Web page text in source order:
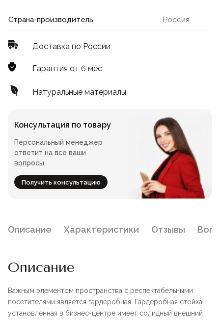
Страна-производитель Россия
Доставка по России
Гарантия от 6 мес
Натуральные материалы
Консультация по товару
Персональный менеджер
ответит на все ваши
вопросы
Получить консультацию
Описание Характеристики Отзывы
Описание
Важным элементом пространства с респектабельными
посетителями является гардеробная. Гардеробная стойка,
установленная в бизнес-центре имеет солидный внешний
Лофт
Квадратные
Для гостиниц
Для летнего кафе
Лофт